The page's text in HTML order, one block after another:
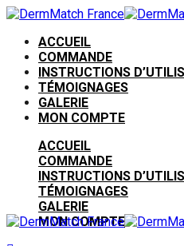
ACCUEIL
COMMANDE
INSTRUCTIONS
TÉMOIGNAGES
GALERIE
MON COMPTE
ACCUEIL
COMMANDE
INSTRUCTIONS
TÉMOIGNAGES
GALERIE
MON COMPTE